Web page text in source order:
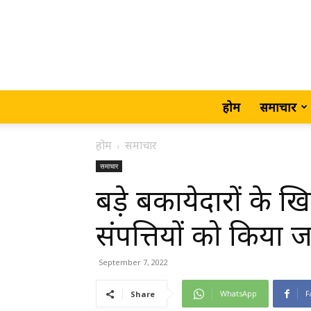
होम समाचार
होम समाचार
समाचार
बड़े बकायेदारों के
संपत्तियों को किया
September 7, 2022
Share WhatsApp